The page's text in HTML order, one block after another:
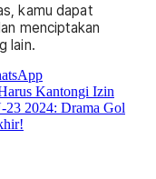
kamu dapat
menciptakan
lain.
Kantongi Izin
23 2024: Drama Gol